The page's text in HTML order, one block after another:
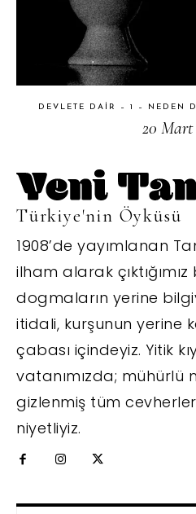
DEVLETE DAIR – 1 – NEDEN
20 Mart
Türkiye'nin Öyküsü
1908’de yayımlanan
ilham alarak
dogmaların yerine
itidali, kurşunun yerine
çabası içindeyiz. Yitik
vatanımızda; mühürlü
gizlenmiş tüm
niyetliyiz.